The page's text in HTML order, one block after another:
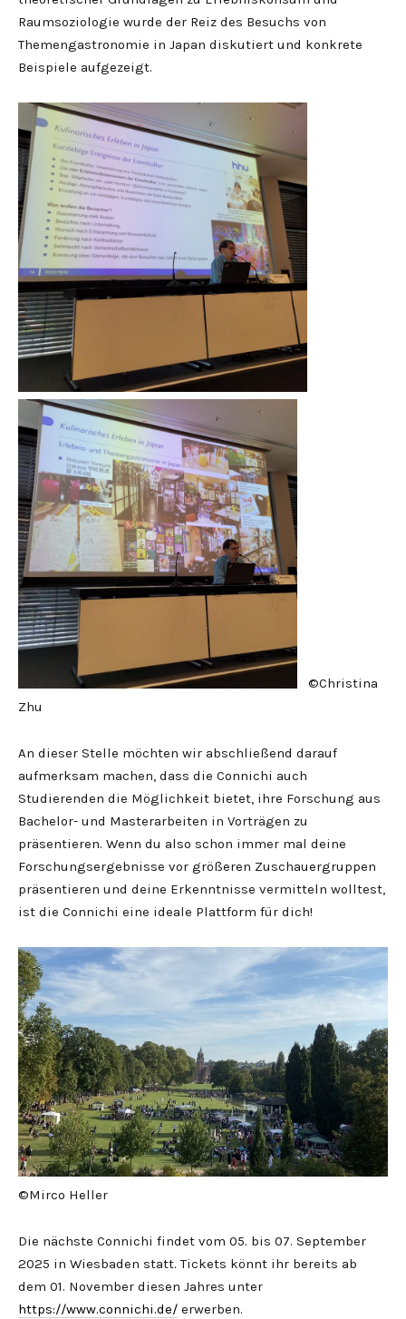
Raumsoziologie wurde der Reiz des Besuchs von
Themengastronomie in Japan diskutiert und konkrete
Beispiele aufgezeigt.
©Christina
Zhu
An dieser Stelle möchten wir abschließend darauf
aufmerksam machen, dass die Connichi auch
Studierenden die Möglichkeit bietet, ihre Forschung aus
Bachelor- und Masterarbeiten in Vorträgen zu
präsentieren. Wenn du also schon immer mal deine
Forschungsergebnisse vor größeren Zuschauergruppen
präsentieren und deine Erkenntnisse vermitteln wolltest,
ist die Connichi eine ideale Plattform für dich!
©Mirco Heller
Die nächste Connichi findet vom 05. bis 07. September
2025 in Wiesbaden statt. Tickets könnt ihr bereits ab
dem 01. November diesen Jahres unter
https://www.connichi.de/ erwerben.